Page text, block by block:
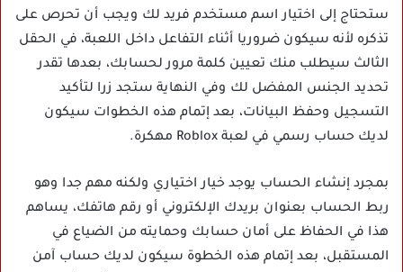
ستحتاج إلى اختيار اسم مستخدم فريد لك ويجب أن تحرص على
تذكره لأنه سيكون ضروريا أثناء التفاعل داخل اللعبة، في الحقل
الثالث سيطلب منك تعيين كلمة مرور لحسابك، بعدها تقدر
تحديد الجنس المفضل لك وفي النهاية ستجد زرا لتأكيد
التسجيل وحفظ البيانات، بعد إتمام هذه الخطوات سيكون
لديك حساب رسمي في لعبة Roblox مهكرة.
بمجرد إنشاء الحساب يوجد خيار اختياري ولكنه مهم جدا وهو
ربط الحساب بعنوان بريدك الإلكتروني أو رقم هاتفك، يساهم
هذا في الحفاظ على أمان حسابك وحمايته من الضياع في
المستقبل، بعد إتمام هذه الخطوة سيكون لديك حساب آمن